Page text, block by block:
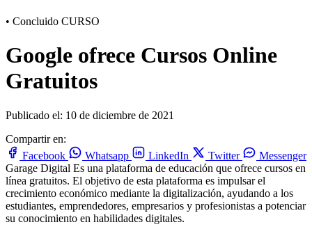
• Concluido CURSO
Google ofrece Cursos Online
Gratuitos
Publicado el: 10 de diciembre de 2021
Compartir en:
Facebook
Whatsapp LinkedIn Twitter
Messenger
Garage Digital Es una plataforma de educación que ofrece cursos en
línea gratuitos. El objetivo de esta plataforma es impulsar el
crecimiento económico mediante la digitalización, ayudando a los
estudiantes, emprendedores, empresarios y profesionistas a potenciar
su conocimiento en habilidades digitales.